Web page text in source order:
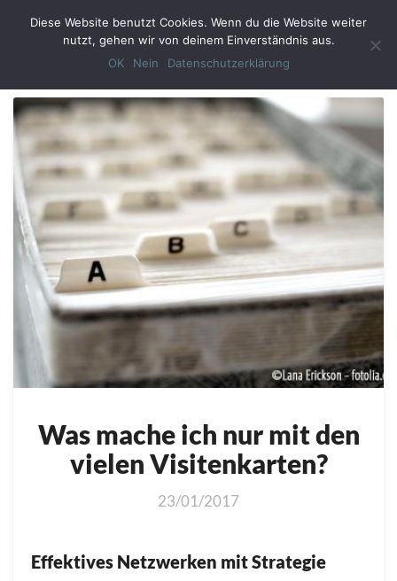
Toggle
Was
mache
ich
nur
mit
den
vielen
Visitenkarten?
Was mache ich nur mit den
vielen Visitenkarten?
23/01/2017
Effektives Netzwerken mit Strategie
Diese Website benutzt Cookies. Wenn du die Website weiter
nutzt, gehen wir von deinem Einverständnis aus.
OK
Nein Datenschutzerklärung